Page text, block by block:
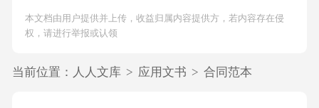
本文档由用户提供并上传，收益归属内容提供方，若内容存在侵
权，请进行举报或认领
当前位置： 人人文库 > 应用文书 > 合同范本